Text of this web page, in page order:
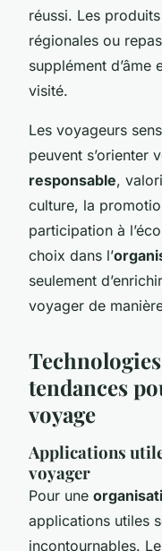
réussi. Les
régionales ou
supplément
visité.
Les voyageurs
peuvent s’orienter
responsable,
culture, la
participation à
choix dans l’
seulement
voyager de
tendances
voyage
Applications
voyager
Pour une
applications utiles
incontournables.